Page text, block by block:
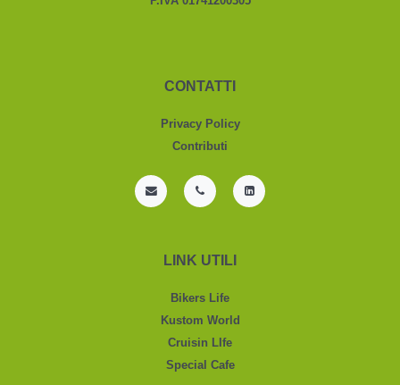
CONTATTI
Privacy Policy
Contributi
LINK UTILI
Bikers Life
Kustom World
Cruisin LIfe
Special Cafe